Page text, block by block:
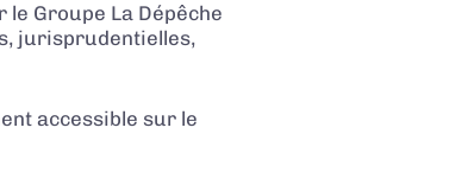
Groupe La Dépêche
jurisprudentielles,
accessible sur le